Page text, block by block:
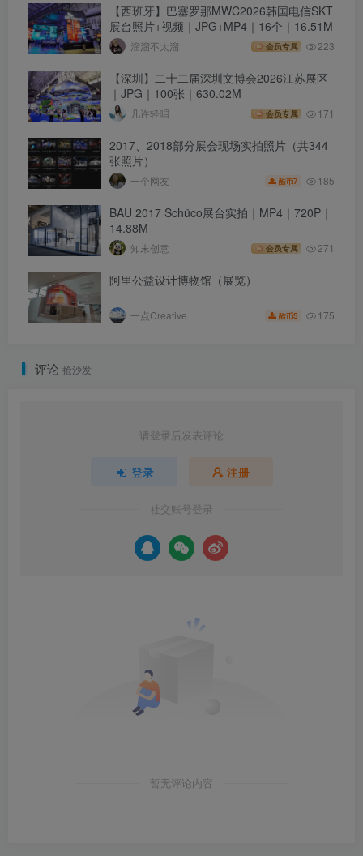
【西班牙】巴塞罗那MWC2026韩国电信SKT
展台照片+视频｜JPG+MP4｜16个｜16.51M
溜溜不太溜 会员专属 223
【深圳】二十二届深圳文博会2026江苏展区
｜JPG｜100张｜630.02M
几许轻唱 会员专属 171
2017、2018部分展会现场实拍照片（共344
张照片）
一个网友 酷币7 185
BAU 2017 Schüco展台实拍｜MP4｜720P｜
14.88M
知末创意 会员专属 271
阿里公益设计博物馆（展览）
一点Creative 酷币5 175
评论 抢沙发
请登录后发表评论
登录 注册
社交账号登录
暂无评论内容